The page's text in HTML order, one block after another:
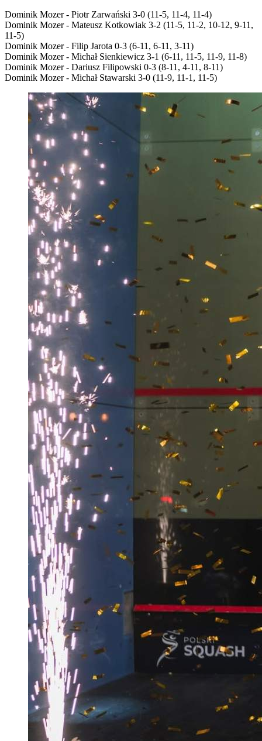
Dominik Mozer - Piotr Zarwański 3-0 (11-5, 11-4, 11-4)
Dominik Mozer - Mateusz Kotkowiak 3-2 (11-5, 11-2, 10-12, 9-11,
11-5)
Dominik Mozer - Filip Jarota 0-3 (6-11, 6-11, 3-11)
Dominik Mozer - Michał Sienkiewicz 3-1 (6-11, 11-5, 11-9, 11-8)
Dominik Mozer - Dariusz Filipowski 0-3 (8-11, 4-11, 8-11)
Dominik Mozer - Michał Stawarski 3-0 (11-9, 11-1, 11-5)